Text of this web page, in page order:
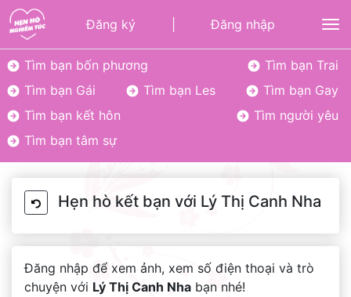
Đăng ký Đăng nhập
Tìm bạn bốn phương
Tìm bạn Trai
Tìm bạn Gái
Tìm bạn Les
Tìm bạn Gay
Tìm bạn kết hôn
Tìm người yêu
Tìm bạn tâm sự
Hẹn hò kết bạn với Lý Thị Canh Nha
Đăng nhập để xem ảnh, xem số điện thoại và trò
chuyện với Lý Thị Canh Nha bạn nhé!